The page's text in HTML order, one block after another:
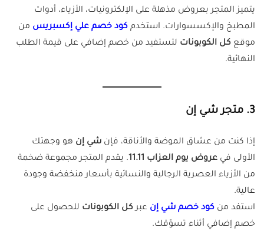
يتميز المتجر بعروض مذهلة على الإلكترونيات، الأزياء، أدوات
المطبخ والإكسسوارات. استخدم كود خصم علي إكسبريس من
موقع كل الكوبونات لتستفيد من خصم إضافي على قيمة الطلب
النهائية.
3. متجر شي إن
إذا كنت من عشاق الموضة والأناقة، فإن شي إن هو وجهتك
الأولى في عروض يوم العزاب 11.11
. يقدم المتجر مجموعة ضخمة
من الأزياء العصرية الرجالية والنسائية بأسعار منخفضة وجودة
عالية.
استفد من كود خصم شي إن عبركل الكوبونات للحصول على
خصم إضافي أثناء تسوّقك.